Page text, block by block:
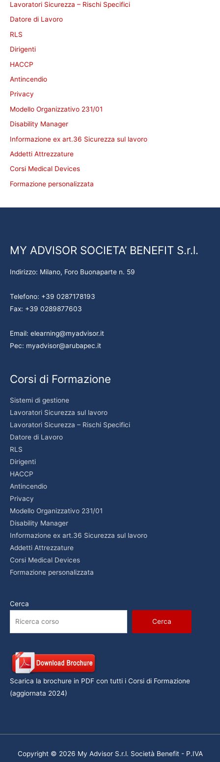
Lavoratori Sicurezza – Rischi Specifici
Datore di Lavoro
RLS
Dirigenti
HACCP
Antincendio
Privacy
Modello Organizzativo 231/01
Disability Manager
Informazione ex art.36 Sicurezza sul lavoro
Addetti Attrezzature
Corsi Medical Devices
Formazione personalizzata
MY ADVISOR SOCIETA’ BENEFIT S.r.l.
Indirizzo: Milano, Foro Buonaparte n. 59
Telefono: +39 0287178193
Fax: +39 0289877603
Email: elearning@myadvisor.it
Pec: myadvisor@arubapec.it
Corsi di Formazione
Sistemi di gestione
Lavoratori Sicurezza sul lavoro
Lavoratori Sicurezza – Rischi Specifici
Datore di Lavoro
RLS
Dirigenti
HACCP
Antincendio
Privacy
Modello Organizzativo 231/01
Disability Manager
Informazione ex art.36 Sicurezza sul lavoro
Addetti Attrezzature
Corsi Medical Devices
Formazione personalizzata
Cerca
Cerca
Scarica la brochure in PDF con tutti i Corsi di Formazione
(aggiornata 2024)
Copyright © 2026 My Advisor S.r.l. Società Benefit - P.IVA